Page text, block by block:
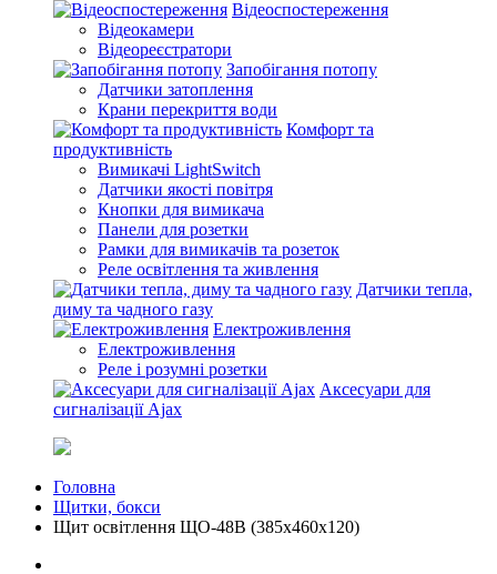
Відеоспостереження
Відеокамери
Відеореєстратори
Запобігання потопу
Датчики затоплення
Крани перекриття води
Комфорт та
продуктивність
Вимикачі LightSwitch
Датчики якості повітря
Кнопки для вимикача
Панели для розетки
Рамки для вимикачів та розеток
Реле освітлення та живлення
Датчики тепла,
диму та чадного газу
Електроживлення
Електроживлення
Реле і розумні розетки
Аксесуари для
сигналізації Ajax
Головна
Щитки, бокси
Щит оcвiтлення ЩО-48В (385х460х120)